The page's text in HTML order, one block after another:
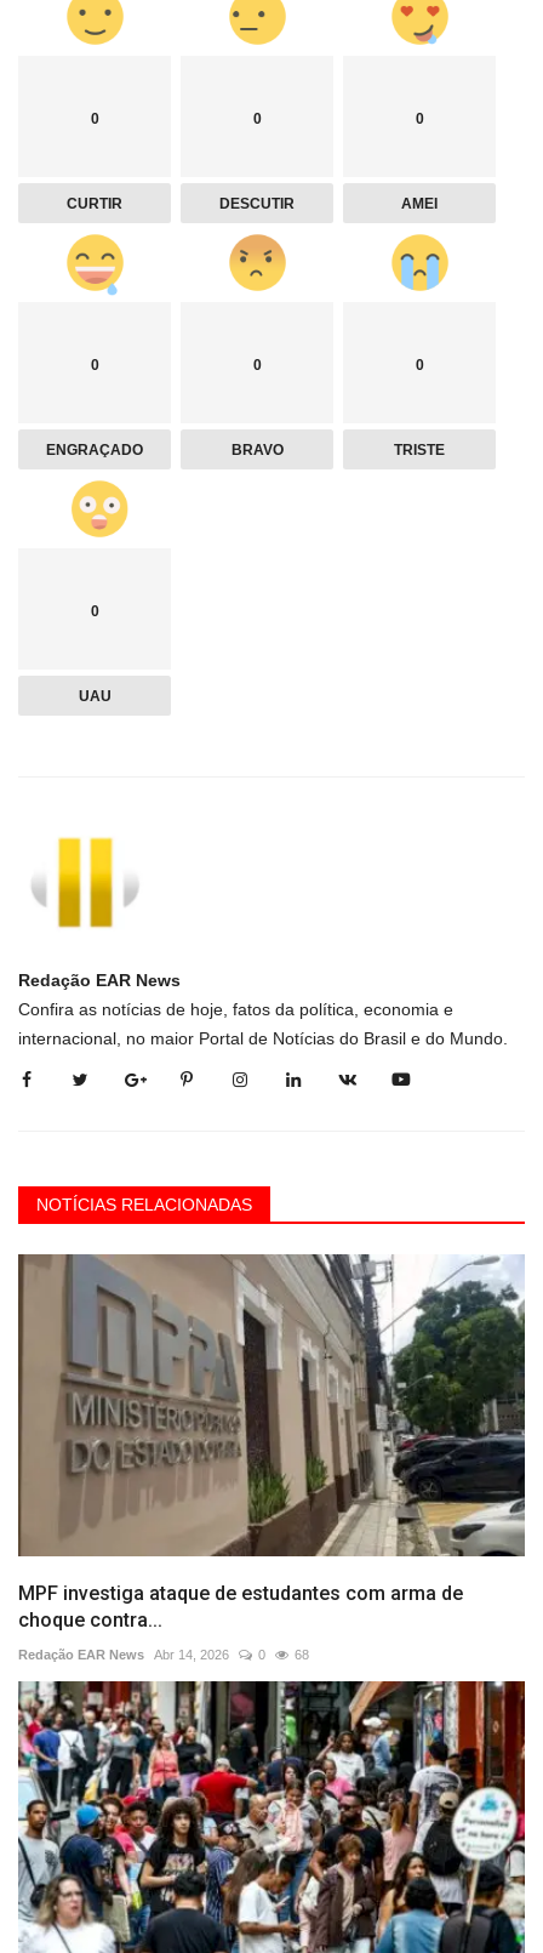
0
CURTIR
0
DESCUTIR
0
AMEI
0
ENGRAÇADO
0
BRAVO
0
TRISTE
0
UAU
Redação EAR News
Confira as notícias de hoje, fatos da política, economia e
internacional, no maior Portal de Notícias do Brasil e do Mundo.
NOTÍCIAS RELACIONADAS
MPF investiga ataque de estudantes com arma de
choque contra...
Redação EAR News Abr 14, 2026 0 68